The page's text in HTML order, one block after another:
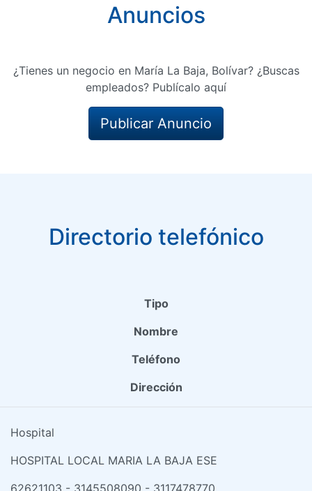
Anuncios
¿Tienes un negocio en María La Baja, Bolívar? ¿Buscas
empleados? Publícalo aquí
Publicar Anuncio
Directorio telefónico
Tipo
Nombre
Teléfono
Dirección
Hospital
HOSPITAL LOCAL MARIA LA BAJA ESE
62621103 - 3145508090 - 3117478770